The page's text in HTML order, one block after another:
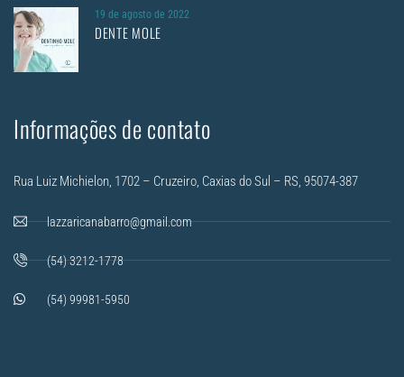
19 de agosto de 2022
DENTE MOLE
Informações de contato
Rua Luiz Michielon, 1702 – Cruzeiro, Caxias do Sul – RS, 95074-387
lazzaricanabarro@gmail.com
(54) 3212-1778
(54) 99981-5950